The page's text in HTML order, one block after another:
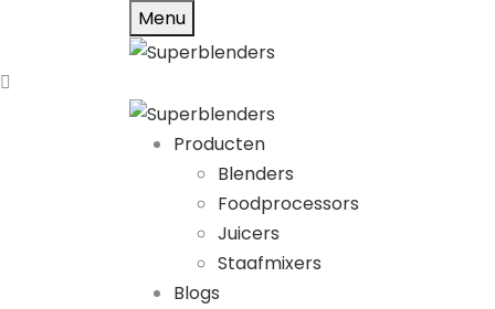
Menu
Producten
Blenders
Foodprocessors
Juicers
Staafmixers
Blogs